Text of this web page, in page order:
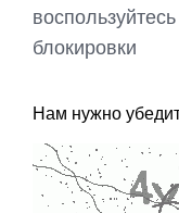
блокировки
Нам нужно